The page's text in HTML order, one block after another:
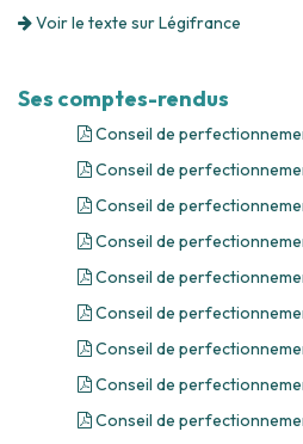
Voir le texte sur Légifrance
Ses comptes-rendus
Conseil de
Conseil de
Conseil de
Conseil de
Conseil de
Conseil de
Conseil de
Conseil de
Conseil de